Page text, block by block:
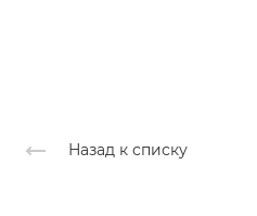
Назад к списку